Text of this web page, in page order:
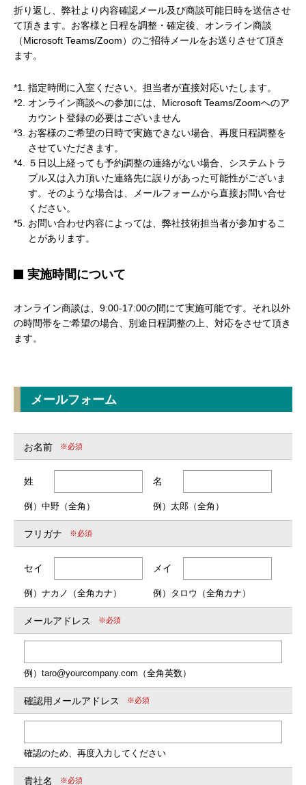
折り返し、弊社より内容確認メール及び商談可能日時を送信させ
て頂きます。お客様と日程を調整・確定後、オンライン商談
（Microsoft Teams/Zoom）のご招待メールをお送りさせて頂き
ます。
*1.
指定時間に入室ください。担当者が直接対応いたします。
*2.
オンライン商談への参加には、Microsoft Teams/Zoomへのア
カウント登録の必要はございません
*3.
お客様のご希望の日時で実施できない場合、再度日程調整を
させていただきます。
*4.
５日以上経っても予約調整の連絡がない場合、システムトラ
ブル又は入力頂いた連絡先に誤りがあった可能性がございま
す。そのような場合は、メールフォームから直接お問い合せ
ください。
*5. お問い合わせ内容によっては、弊社技術担当者が参加するこ
とがあります。
実施時間について
オンライン商談は、9:00-17:00の間にて実施可能です。それ以外
の時間帯をご希望の場合、別途日程調整の上、対応をさせて頂き
ます。
メールフォーム
お名前 ※必須
姓 名
例）中野（全角） 例）太郎（全角）
フリガナ ※必須
セイ メイ
例）ナカノ（全角カナ） 例）タロウ（全角カナ）
メールアドレス ※必須
例）taro@yourcompany.com（全角英数）
確認用メールアドレス ※必須
確認のため、再度入力してください
貴社名 ※必須